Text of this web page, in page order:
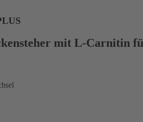
mit L-Carnitin